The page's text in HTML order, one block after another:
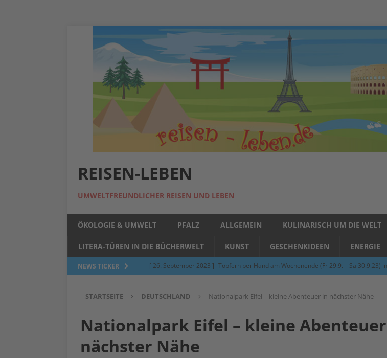
REISEN-LEBEN
UMWELTFREUNDLICHER REISEN UND LEBEN
ÖKOLOGIE & UMWELT PFALZ ALLGEMEIN KULINARISCH UM DIE WELT
LITERA-TÜREN IN DIE BÜCHERWELT KUNST GESCHENKIDEEN ENERGIE
NEWS TICKER [ 26. September 2023 ] Töpfern per Hand am Wochenende (Fr 29.9. – Sa 30.9.23) in
[ 5. Juni 2023 ]
Töpfern am Abend – Schnupperkurse an der Töpferscheibe in
ALLGEMEIN
[ 24. März 2023 ]
[ 24. März 2023 ]
STARTSEITE DEUTSCHLAND Nationalpark Eifel – kleine Abenteuer in nächster Nähe
Nationalpark Eifel – kleine
nächster Nähe